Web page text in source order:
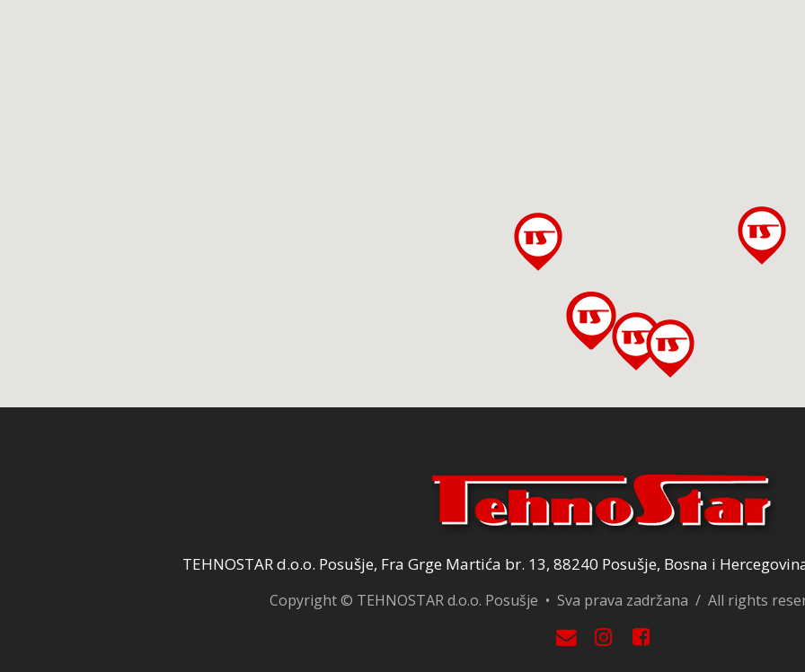
TEHNOSTAR d.o.o. Posušje, Fra Grge Martića br. 13, 88240 Posušje, Bosna i
Copyright © TEHNOSTAR d.o.o. Posušje • Sva prava zadržana / All rights